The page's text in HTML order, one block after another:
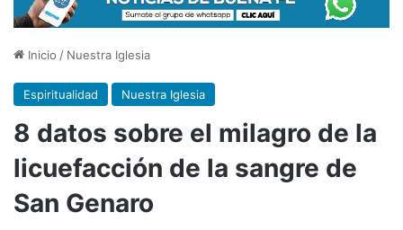
Inicio / Nuestra Iglesia
Espiritualidad Nuestra Iglesia
8 datos sobre el milagro de la
licuefacción de la sangre de
San Genaro